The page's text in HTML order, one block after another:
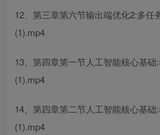
12、第三章第六节输出端优化2:多任
(1).mp4
13、第四章第一节人工智能核心基础
(1).mp4
14、第四章第二节人工智能核心基础
(1).mp4